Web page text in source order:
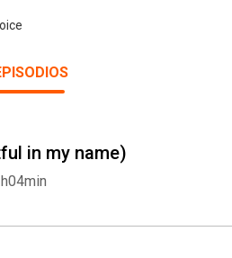
in my name)